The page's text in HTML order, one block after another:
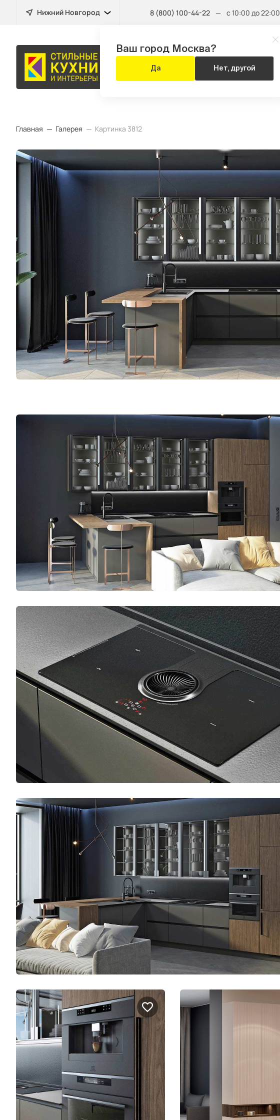
Ваш город Москва?
Да Нет, другой
Нижний Новгород 8 (800) 100-44-22 — с 10:00 до 22:00
МЕБЕЛЬ
ДЛЯ ВСЕГО ДОМА
Главная Галерея Картинка 3812